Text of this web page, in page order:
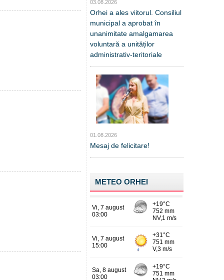
03.08.2026
Orhei a ales viitorul. Consiliul
municipal a aprobat în
unanimitate amalgamarea
voluntară a unităților
administrativ-teritoriale
01.08.2026
Mesaj de felicitare!
METEO ORHEI